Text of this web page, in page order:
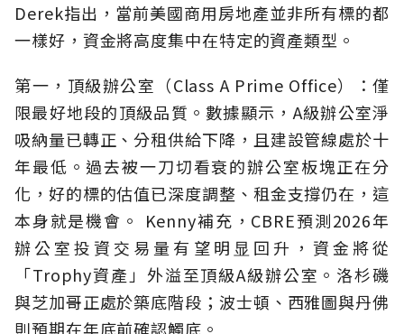
Derek指出，當前美國商用房地產並非所有標的都
一樣好，資金將高度集中在特定的資產類型。
第一，頂級辦公室（Class A Prime Office）：僅
限最好地段的頂級品質。數據顯示，A級辦公室淨
吸納量已轉正、分租供給下降，且建設管線處於十
年最低。過去被一刀切看衰的辦公室板塊正在分
化，好的標的估值已深度調整、租金支撐仍在，這
本身就是機會。 Kenny補充，CBRE預測2026年
辦公室投資交易量有望明显回升，資金將從
「Trophy資產」外溢至頂級A級辦公室。洛杉磯
與芝加哥正處於築底階段；波士頓、西雅圖與丹佛
則預期在年底前確認觸底。